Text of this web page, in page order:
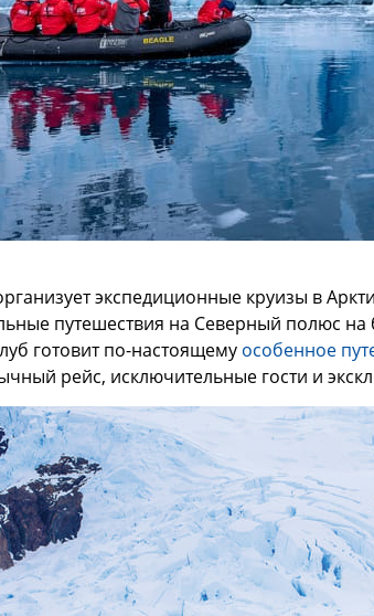
экспедиционные круизы в
путешествия на Северный полюс
готовит по-настоящему особенное
рейс, исключительные гости и